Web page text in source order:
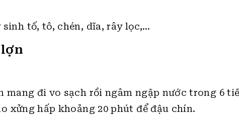
sinh tố, tô, chén, dĩa, rây lọc,…
lợn
mang đi vo sạch rồi ngâm ngập nước trong 6
xửng hấp khoảng 20 phút để đậu chín.